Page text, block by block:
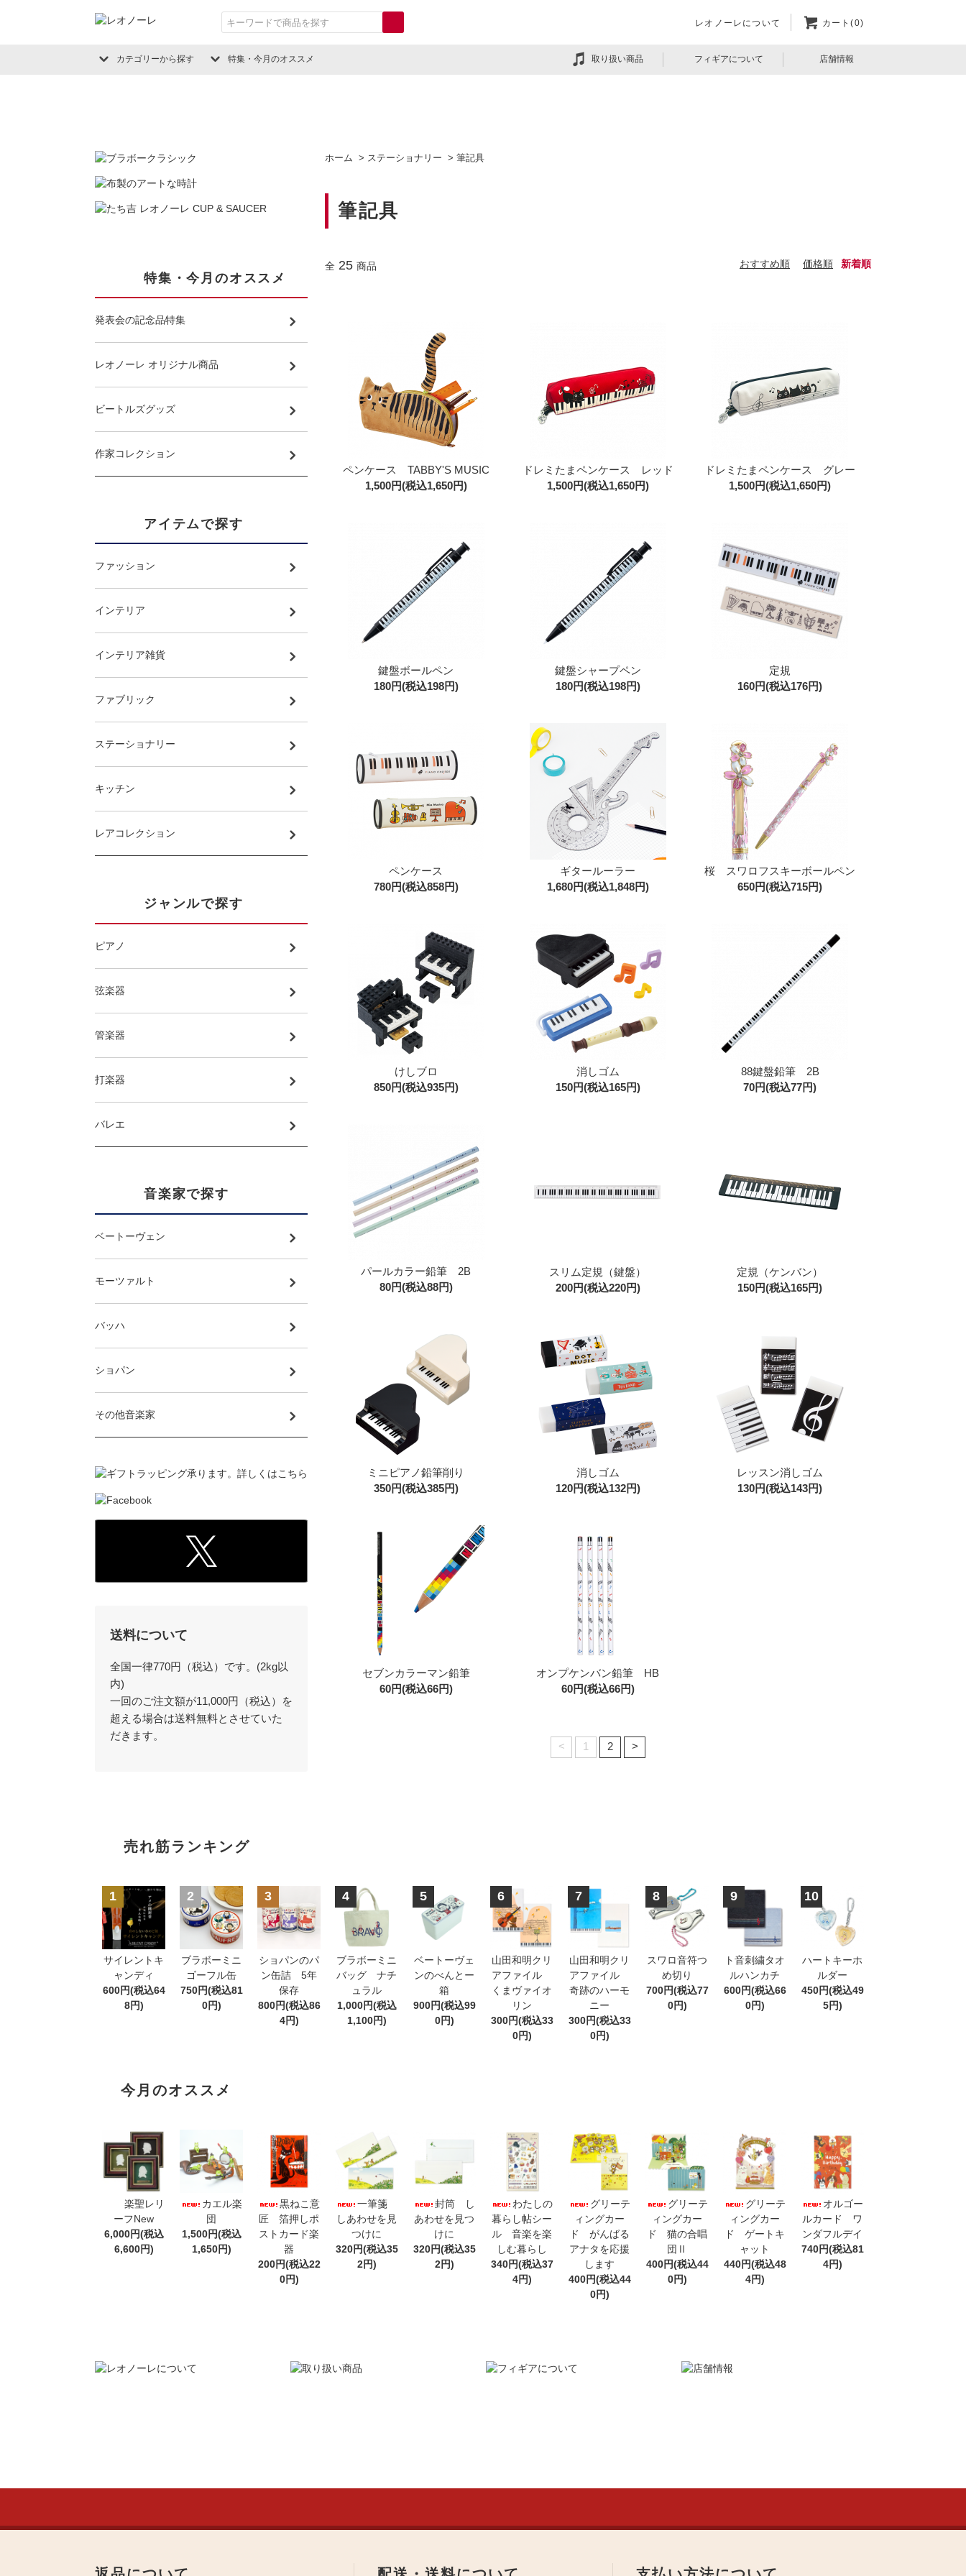
レオノーレについて カート(0)
カテゴリーから探す 特集・今月のオススメ 取り扱い商品 フィギアについて 店舗情報
ホーム > ステーショナリー > 筆記具
筆記具
全 25 商品 おすすめ順 価格順 新着順
ペンケース TABBY'S MUSIC
1,500円(税込1,650円)
ドレミたまペンケース レッド
1,500円(税込1,650円)
ドレミたまペンケース グレー
1,500円(税込1,650円)
鍵盤ボールペン
180円(税込198円)
鍵盤シャープペン
180円(税込198円)
定規
160円(税込176円)
ペンケース
780円(税込858円)
ギタールーラー
1,680円(税込1,848円)
桜 スワロフスキーボールペン
650円(税込715円)
けしブロ
850円(税込935円)
消しゴム
150円(税込165円)
88鍵盤鉛筆 2B
70円(税込77円)
パールカラー鉛筆 2B
80円(税込88円)
スリム定規（鍵盤）
200円(税込220円)
定規（ケンバン）
150円(税込165円)
ミニピアノ鉛筆削り
350円(税込385円)
消しゴム
120円(税込132円)
レッスン消しゴム
130円(税込143円)
セブンカラーマン鉛筆
60円(税込66円)
オンプケンバン鉛筆 HB
60円(税込66円)
< 1 2 >
特集・今月のオススメ
発表会の記念品特集
レオノーレ オリジナル商品
ビートルズグッズ
作家コレクション
アイテムで探す
ファッション
インテリア
インテリア雑貨
ファブリック
ステーショナリー
キッチン
レアコレクション
ジャンルで探す
ピアノ
弦楽器
管楽器
打楽器
バレエ
音楽家で探す
ベートーヴェン
モーツァルト
バッハ
ショパン
その他音楽家
送料について
全国一律770円（税込）です。(2kg以
内)
一回のご注文額が11,000円（税込）を
超える場合は送料無料とさせていた
だきます。
売れ筋ランキング
1
サイレントキ
ャンディ
600円(税込64
8円)
2
ブラボーミニ
ゴーフル缶
750円(税込81
0円)
3
ショパンのパ
ン缶詰 5年
保存
800円(税込86
4円)
4
ブラボーミニ
バッグ ナチ
ュラル
1,000円(税込
1,100円)
5
ベートーヴェ
ンのべんとー
箱
900円(税込99
0円)
6
山田和明クリ
アファイル
くまヴァイオ
リン
300円(税込33
0円)
7
山田和明クリ
アファイル
奇跡のハーモ
ニー
300円(税込33
0円)
8
スワロ音符つ
め切り
700円(税込77
0円)
9
ト音刺繍タオ
ルハンカチ
600円(税込66
0円)
10
ハートキーホ
ルダー
450円(税込49
5円)
今月のオススメ
楽聖レリ
ーフNew
6,000円(税込
6,600円)
カエル楽
団
1,500円(税込
1,650円)
黒ねこ意
匠 箔押しポ
ストカード楽
器
200円(税込22
0円)
一筆箋
しあわせを見
つけに
320円(税込35
2円)
封筒 し
あわせを見つ
けに
320円(税込35
2円)
わたしの
暮らし帖シー
ル 音楽を楽
しむ暮らし
340円(税込37
4円)
グリーテ
ィングカー
ド がんばる
アナタを応援
します
400円(税込44
0円)
グリーテ
ィングカー
ド 猫の合唱
団Ⅱ
400円(税込44
0円)
グリーテ
ィングカー
ド ゲートキ
ャット
440円(税込48
4円)
オルゴー
ルカード ワ
ンダフルデイ
740円(税込81
4円)